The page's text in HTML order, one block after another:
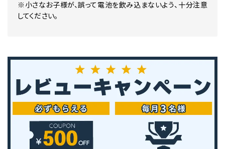
※小さなお子様が、誤って電池を飲み込まないよう、十分注意
してください。